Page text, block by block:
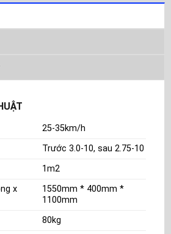
25-35km/h
Trước 3.0-10, sau 2.75-10
1m2
x
1550mm * 400mm *
1100mm
80kg